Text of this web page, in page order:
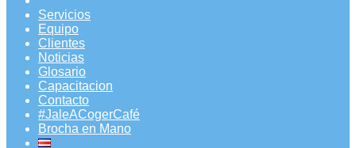
Servicios
Equipo
Clientes
Noticias
Glosario
Capacitacion
Contacto
#JaleACogerCafé
Brocha en Mano